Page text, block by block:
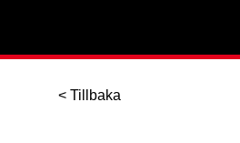
< Tillbaka